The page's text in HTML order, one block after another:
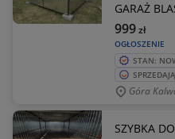
GARAŻ
OGŁOSZENIE
999zł
STAN:
Góra
SZYBKA